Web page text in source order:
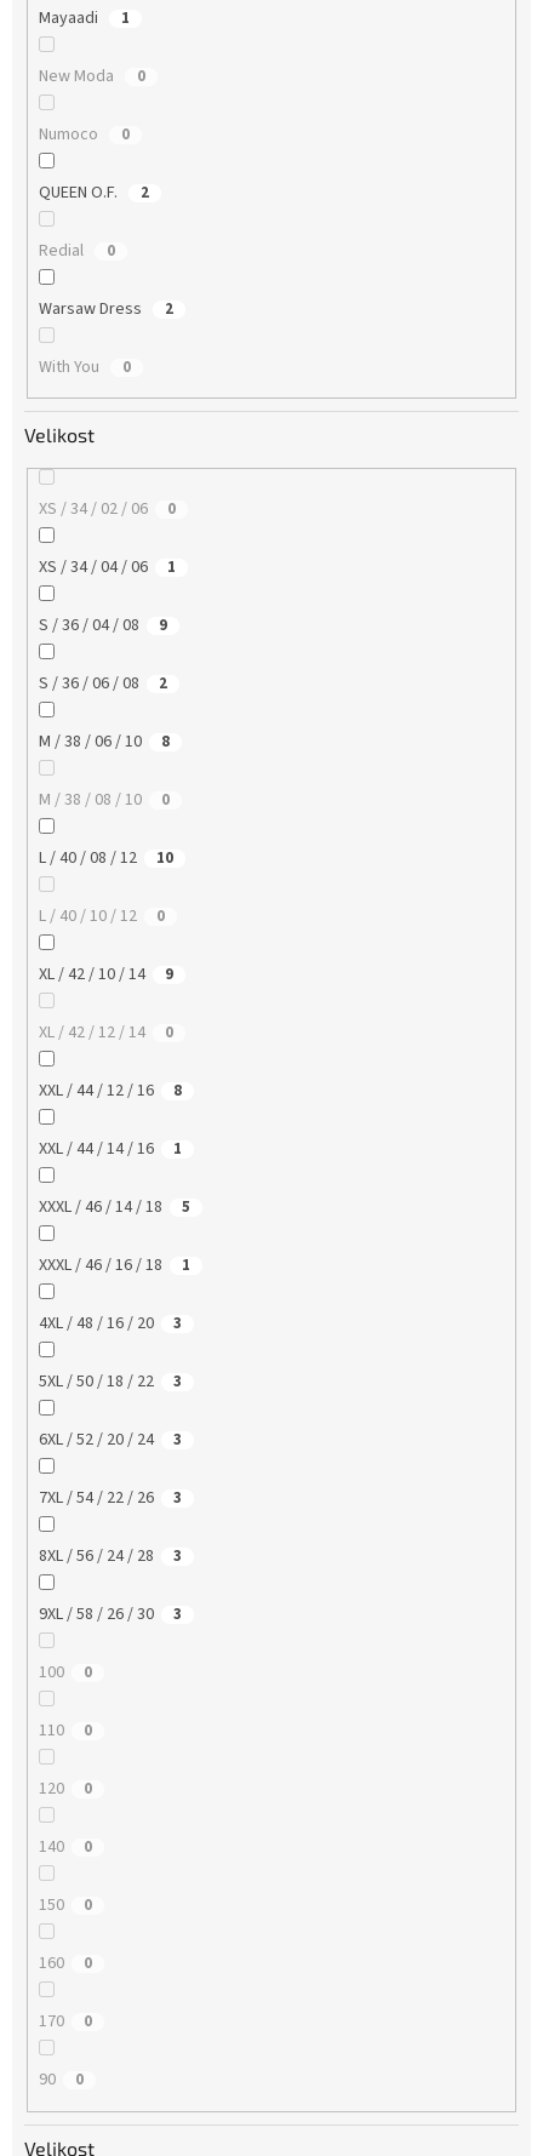
Mayaadi 1
New Moda 0
Numoco 0
QUEEN O.F. 2
Redial 0
Warsaw Dress 2
With You 0
Velikost
XS / 34 / 02 / 06 0
XS / 34 / 04 / 06 1
S / 36 / 04 / 08 9
S / 36 / 06 / 08 2
M / 38 / 06 / 10 8
M / 38 / 08 / 10 0
L / 40 / 08 / 12 10
L / 40 / 10 / 12 0
XL / 42 / 10 / 14 9
XL / 42 / 12 / 14 0
XXL / 44 / 12 / 16 8
XXL / 44 / 14 / 16 1
XXXL / 46 / 14 / 18 5
XXXL / 46 / 16 / 18 1
4XL / 48 / 16 / 20 3
5XL / 50 / 18 / 22 3
6XL / 52 / 20 / 24 3
7XL / 54 / 22 / 26 3
8XL / 56 / 24 / 28 3
9XL / 58 / 26 / 30 3
100 0
110 0
120 0
140 0
150 0
160 0
170 0
90 0
Velikost